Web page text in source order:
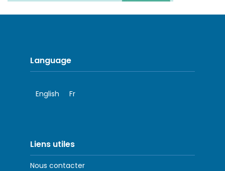
Language
English Fr
Liens utiles
Nous contacter